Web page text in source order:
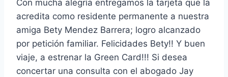
Con mucha alegría entregamos la tarjeta que la
acredita como residente permanente a nuestra
amiga Bety Mendez Barrera; logro alcanzado
por petición familiar. Felicidades Bety!! Y buen
viaje, a estrenar la Green Card!!! Si desea
concertar una consulta con el abogado Jay